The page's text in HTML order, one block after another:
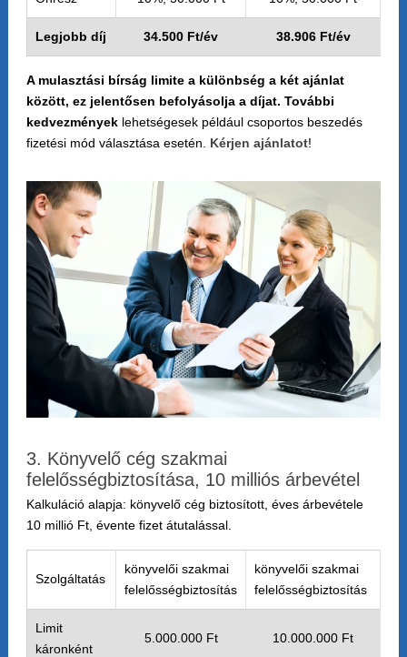
Legjobb díj 34.500 Ft/év 38.906 Ft/év
A mulasztási bírság limite a különbség a két ajánlat
között, ez jelentősen befolyásolja a díjat. További
kedvezmények lehetségesek például csoportos beszedés
fizetési mód választása esetén. Kérjen ajánlatot!
3. Könyvelő cég szakmai
felelősségbiztosítása, 10 milliós árbevétel
Kalkuláció alapja: könyvelő cég biztosított, éves árbevétele
10 millió Ft, évente fizet átutalással.
Szolgáltatás
könyvelői szakmai
felelősségbiztosítás
könyvelői szakmai
felelősségbiztosítás
Limit
káronként
5.000.000 Ft 10.000.000 Ft